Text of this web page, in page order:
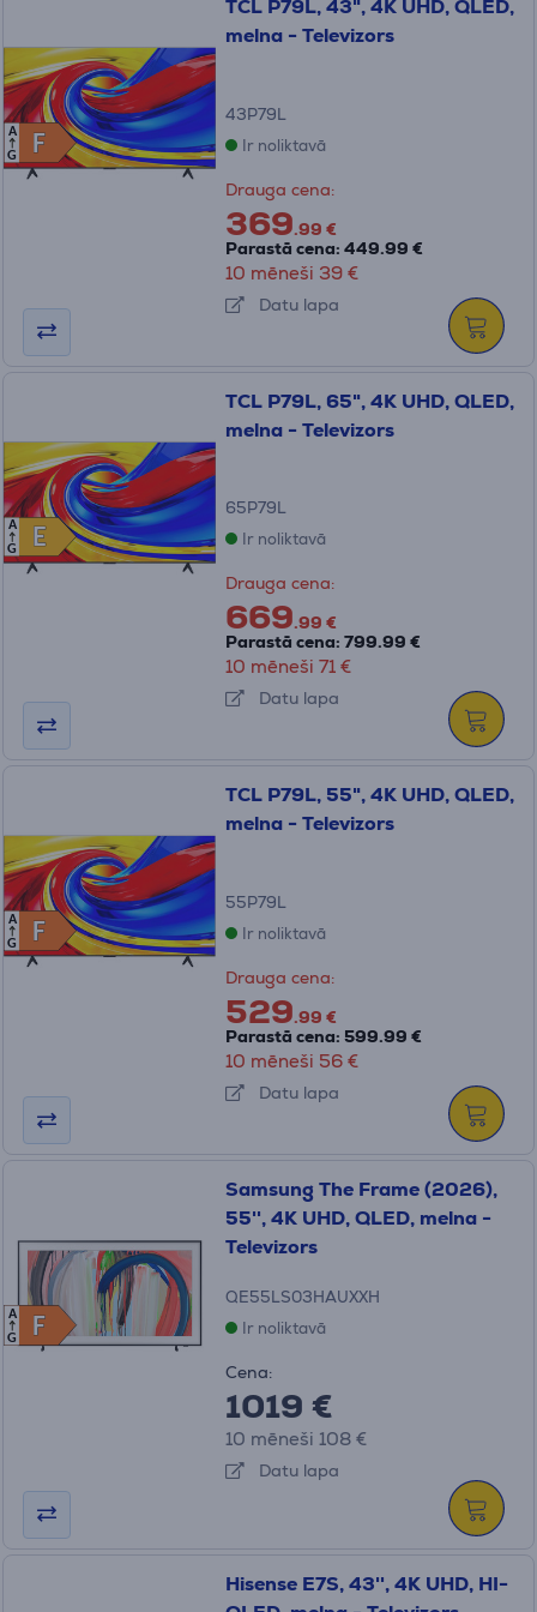
F
F
A
G
TCL P79L, 43", 4K UHD, QLED,
melna - Televizors
43P79L
Ir noliktavā
Drauga cena:
369.99 €
Parastā cena: 449.99 €
10 mēneši 39 €
Datu lapa
E
E
A
G
TCL P79L, 65", 4K UHD, QLED,
melna - Televizors
65P79L
Ir noliktavā
Drauga cena:
669.99 €
Parastā cena: 799.99 €
10 mēneši 71 €
Datu lapa
F
F
A
G
TCL P79L, 55", 4K UHD, QLED,
melna - Televizors
55P79L
Ir noliktavā
Drauga cena:
529.99 €
Parastā cena: 599.99 €
10 mēneši 56 €
Datu lapa
F
F
A
G
Samsung The Frame (2026),
55'', 4K UHD, QLED, melna -
Televizors
QE55LS03HAUXXH
Ir noliktavā
Cena:
1019 €
10 mēneši 108 €
Datu lapa
Hisense E7S, 43'', 4K UHD, HI-